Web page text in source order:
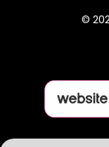
©